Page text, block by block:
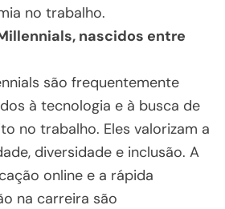
no trabalho.
nascidos entre
são frequentemente
à tecnologia e à busca de
no trabalho. Eles valorizam a
diversidade e inclusão. A
online e a rápida
na carreira são